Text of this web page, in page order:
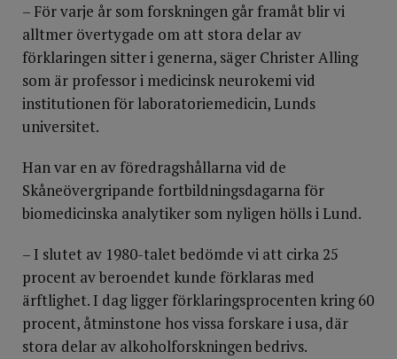
– För varje år som forskningen går framåt blir vi
alltmer övertygade om att stora delar av
förklaringen sitter i generna, säger Christer Alling
som är professor i medicinsk neurokemi vid
institutionen för laboratoriemedicin, Lunds
universitet.
Han var en av föredragshållarna vid de
Skåneövergripande fortbildningsdagarna för
biomedicinska analytiker som nyligen hölls i Lund.
– I slutet av 1980-talet bedömde vi att cirka 25
procent av beroendet kunde förklaras med
ärftlighet. I dag ligger förklaringsprocenten kring 60
procent, åtminstone hos vissa forskare i usa, där
stora delar av alkoholforskningen bedrivs.